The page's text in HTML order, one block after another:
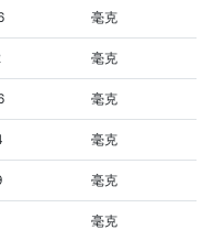
毫克
毫克
毫克
毫克
毫克
毫克